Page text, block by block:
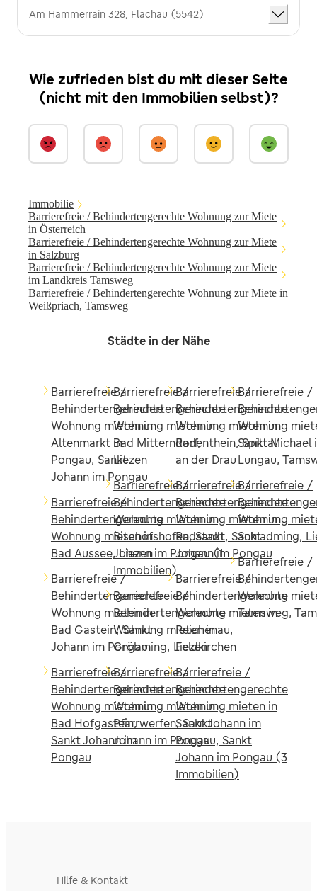
Am Hammerrain 328, Flachau (5542)
Wie zufrieden bist du mit dieser Seite
(nicht mit den Immobilien selbst)?
Immobilie
Barrierefreie / Behindertengerechte Wohnung zur Miete
in Österreich
Barrierefreie / Behindertengerechte Wohnung zur Miete
in Salzburg
Barrierefreie / Behindertengerechte Wohnung zur Miete
im Landkreis Tamsweg
Barrierefreie / Behindertengerechte Wohnung zur Miete in
Weißpriach, Tamsweg
Städte in der Nähe
Barrierefreie /
Behindertengerechte
Wohnung mieten in
Altenmarkt im
Pongau, Sankt
Johann im Pongau
Barrierefreie /
Behindertengerechte
Wohnung mieten in
Bad Aussee, Liezen
Barrierefreie /
Behindertengerechte
Wohnung mieten in
Bad Gastein, Sankt
Johann im Pongau
Barrierefreie /
Behindertengerechte
Wohnung mieten in
Bad Hofgastein,
Sankt Johann im
Pongau
Barrierefreie /
Behindertengerechte
Wohnung mieten in
Bad Mitterndorf,
Liezen
Barrierefreie /
Behindertengerechte
Wohnung mieten in
Bischofshofen, Sankt
Johann im Pongau (1
Immobilien)
Barrierefreie /
Behindertengerechte
Wohnung mieten in
Gröbming, Liezen
Barrierefreie /
Behindertengerechte
Wohnung mieten in
Pfarrwerfen, Sankt
Johann im Pongau
Barrierefreie /
Behindertengerechte
Wohnung mieten in
Radenthein, Spittal
an der Drau
Barrierefreie /
Behindertengerechte
Wohnung mieten in
Radstadt, Sankt
Johann im Pongau
Barrierefreie /
Behindertengerechte
Wohnung mieten in
Reichenau,
Feldkirchen
Barrierefreie /
Behindertengerechte
Wohnung mieten in
Sankt Johann im
Pongau, Sankt
Johann im Pongau (3
Immobilien)
Barrierefreie /
Wohnung
Sankt Michael
Lungau,
Barrierefreie /
Wohnung
Schladming,
Barrierefreie /
Wohnung
Tamsweg,
Hilfe & Kontakt